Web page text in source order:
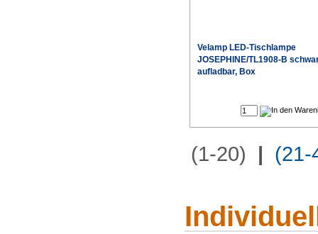
Velamp LED-Tischlampe
JOSEPHINE/TL1908-B
aufladbar, Box
(1-20) | (21-